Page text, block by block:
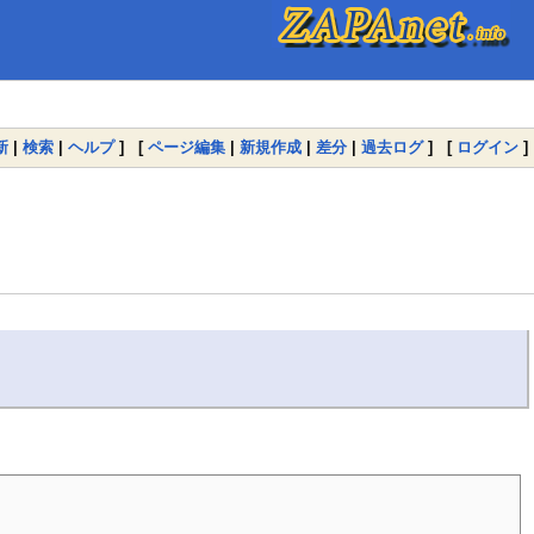
| 検索 | ヘルプ] [ ページ編集 | 新規作成 | 差分 | 過去ログ] [ ログイン ]